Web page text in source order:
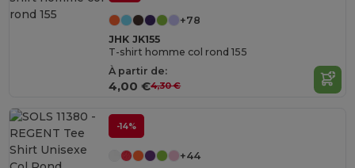
+78
JHK JK155
T-shirt homme col rond 155
À partir de:
4,00 €4,30 €
-14%
+44